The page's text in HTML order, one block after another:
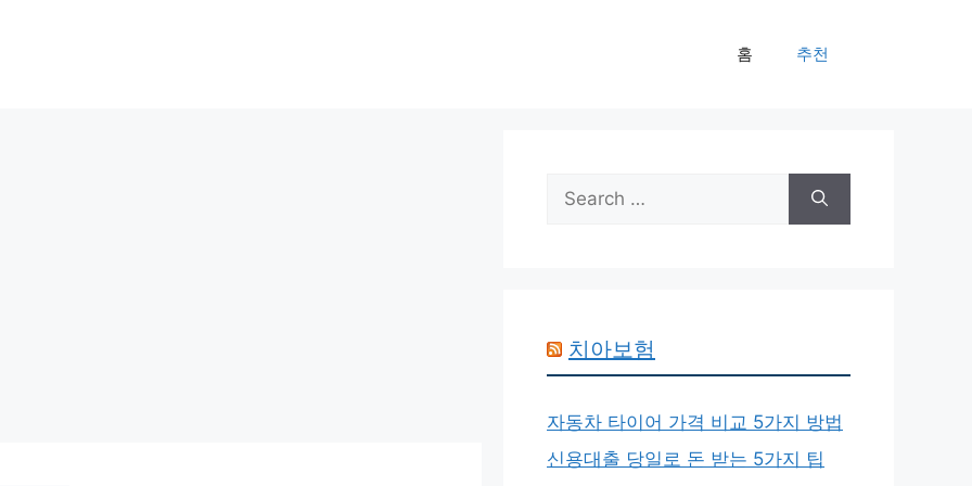
홈 추천
Search
for:
치아보험
자동차 타이어 가격 비교 5가지 방법
신용대출 당일로 돈 받는 5가지 팁